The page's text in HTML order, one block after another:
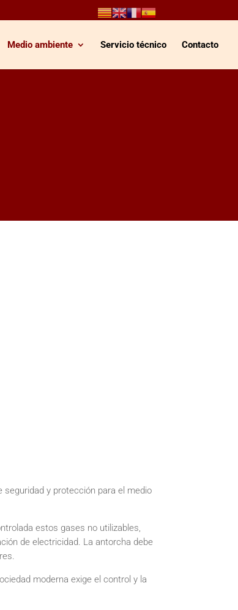
Medio ambiente Servicio técnico Contacto
y protección para el medio
estos gases no utilizables,
de electricidad. La antorcha debe
moderna exige el control y la